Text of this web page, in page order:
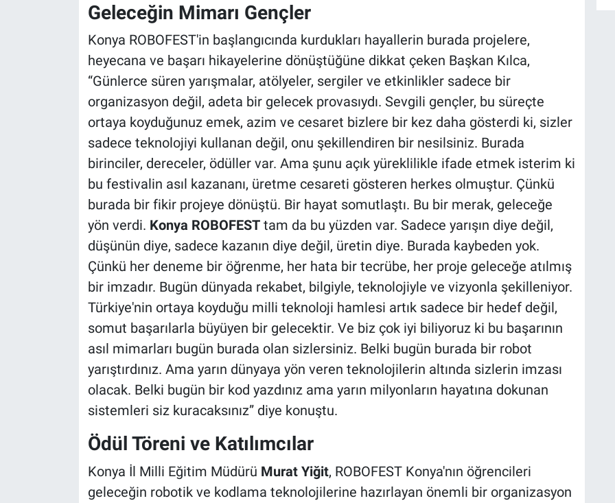
Geleceğin Mimarı Gençler
Konya ROBOFEST'in başlangıcında kurdukları hayallerin burada projelere,
heyecana ve başarı hikayelerine dönüştüğüne dikkat çeken Başkan Kılca,
“Günlerce süren yarışmalar, atölyeler, sergiler ve etkinlikler sadece bir
organizasyon değil, adeta bir gelecek provasıydı. Sevgili gençler, bu süreçte
ortaya koyduğunuz emek, azim ve cesaret bizlere bir kez daha gösterdi ki, sizler
sadece teknolojiyi kullanan değil, onu şekillendiren bir nesilsiniz. Burada
birinciler, dereceler, ödüller var. Ama şunu açık yüreklilikle ifade etmek isterim ki
bu festivalin asıl kazananı, üretme cesareti gösteren herkes olmuştur. Çünkü
burada bir fikir projeye dönüştü. Bir hayat somutlaştı. Bu bir merak, geleceğe
yön verdi. Konya ROBOFESTtam da bu yüzden var. Sadece yarışın diye değil,
düşünün diye, sadece kazanın diye değil, üretin diye. Burada kaybeden yok.
Çünkü her deneme bir öğrenme, her hata bir tecrübe, her proje geleceğe atılmış
bir imzadır. Bugün dünyada rekabet, bilgiyle, teknolojiyle ve vizyonla şekilleniyor.
Türkiye'nin ortaya koyduğu milli teknoloji hamlesi artık sadece bir hedef değil,
somut başarılarla büyüyen bir gelecektir. Ve biz çok iyi biliyoruz ki bu başarının
asıl mimarları bugün burada olan sizlersiniz. Belki bugün burada bir robot
yarıştırdınız. Ama yarın dünyaya yön veren teknolojilerin altında sizlerin imzası
olacak. Belki bugün bir kod yazdınız ama yarın milyonların hayatına dokunan
sistemleri siz kuracaksınız” diye konuştu.
Ödül Töreni ve Katılımcılar
Konya İl Milli Eğitim Müdürü Murat Yiğit, ROBOFEST Konya'nın öğrencileri
geleceğin robotik ve kodlama teknolojilerine hazırlayan önemli bir organizasyon